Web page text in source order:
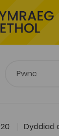
Dyddiad